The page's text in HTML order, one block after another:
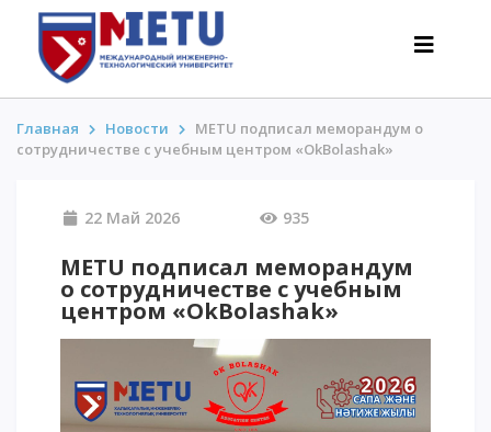
Сценарии поступления-2026
Все о поступлении
Гранты
АнтиОлимпиада
Скидки и льготы
Меньше 50 баллов/Без ЕНТ
Главная Новости
METU подписал меморандум о
сотрудничестве с учебным центром «OkBolashak»
22 Май 2026 935
METU подписал меморандум
о сотрудничестве с учебным
центром «OkBolashak»